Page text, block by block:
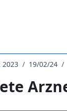
2023 19/02/24